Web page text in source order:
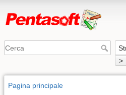
>
Pagina principale